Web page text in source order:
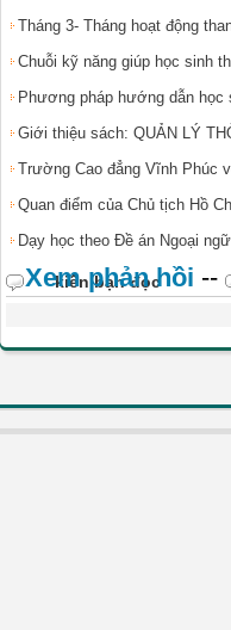
Tháng 3- Tháng hoạt động
Chuỗi kỹ năng giúp học sinh
Phương pháp hướng dẫn học
Giới thiệu sách: QUẢN LÝ
Trường Cao đẳng Vĩnh Phúc
Quan điểm của Chủ tịch Hồ
Dạy học theo Đề án Ngoại
kiến bạn đọc
Xem phản hồi --